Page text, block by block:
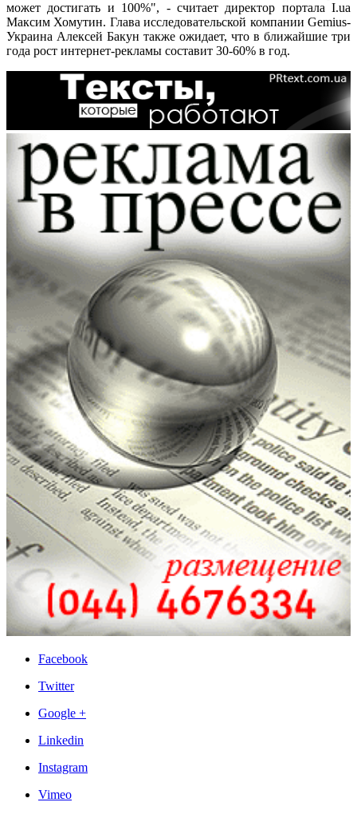
может достигать и 100%", - считает директор портала I.ua
Максим Хомутин. Глава исследовательской компании Gemius-
Украина Алексей Бакун также ожидает, что в ближайшие три
года рост интернет-рекламы составит 30-60% в год.
Facebook
Twitter
Google +
Linkedin
Instagram
Vimeo